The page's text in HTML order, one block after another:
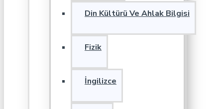
Din Kültürü Ve Ahlak Bilgisi
Fizik
İngilizce